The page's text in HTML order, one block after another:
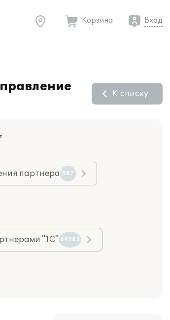
Корзина Вход
К списку
партнера 587
"1С" 89283